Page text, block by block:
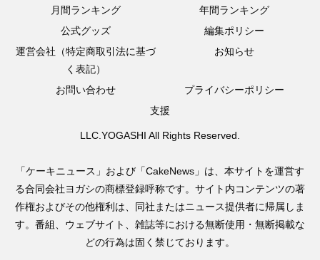
月間ランキング
年間ランキング
公式グッズ
編集ポリシー
運営会社（特定商取引法に基づ
く表記）
お知らせ
お問い合わせ
プライバシーポリシー
支援
LLC.YOGASHI All Rights Reserved.
「ケーキニュース」および「CakeNews」は、本サイトを運営す
る合同会社ヨガシの商標登録呼称です。サイト内コンテンツの著
作権およびその他権利は、同社またはニュース提供者に帰属しま
す。番組、ウェブサイト、雑誌等における無断使用・無断掲載な
どの行為は固く禁じております。